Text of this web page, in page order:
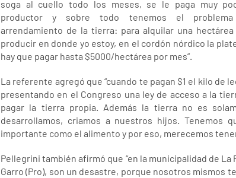
soga al cuello todo los meses, se le paga muy
productor y sobre todo tenemos el
arrendamiento de la tierra: para alquilar una hectárea
producir en donde yo estoy, en el cordón nórdico la
hay que pagar hasta $5000/hectárea por mes”.
La referente agregó que “cuando te pagan $1 el kilo
presentando en el Congreso una ley de acceso a la
pagar la tierra propia. Además la tierra no es
desarrollamos, criamos a nuestros hijos. Tenemos
importante como el alimento y por eso, merecemos
Pellegrini también afirmó que “en la municipalidad de
Garro (Pro), son un desastre, porque nosotros mismos